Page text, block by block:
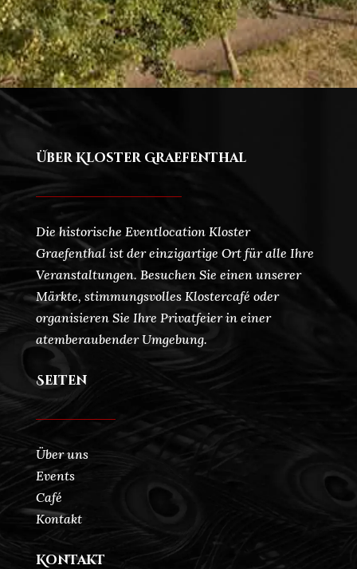
Über Kloster Graefenthal
Die historische Eventlocation Kloster
Graefenthal ist der einzigartige Ort für alle Ihre
Veranstaltungen. Besuchen Sie einen unserer
Märkte, stimmungsvolles Klostercafé oder
organisieren Sie Ihre Privatfeier in einer
atemberaubender Umgebung.
Seiten
Über uns
Events
Café
Kontakt
Kontakt